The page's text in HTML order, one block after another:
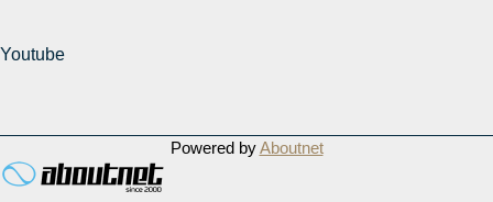
Youtube
Powered byAboutnet